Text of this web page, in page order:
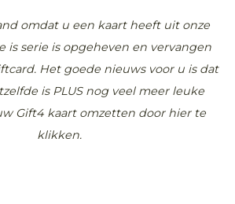
omdat u een kaart heeft uit onze
is serie is opgeheven en vervangen
Het goede nieuws voor u is dat
is PLUS nog veel meer leuke
Gift4 kaart omzetten door hier te
klikken.